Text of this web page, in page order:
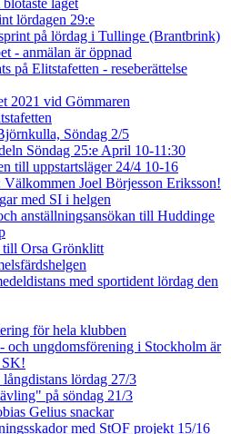
laget
lördagen 29:e
på lördag i Tullinge (Brantbrink)
- anmälan är öppnad
på Elitstafetten - reseberättelse
2021 vid Gömmaren
Söndag 2/5
Söndag 25:e April 10-11:30
till uppstartsläger 24/4 10-16
Joel Börjesson Eriksson!
med SI i helgen
anställningsansökan till Huddinge
till Orsa Grönklitt
med sportident lördag den
för hela klubben
och ungdomsförening i Stockholm är
SK!
lördag 27/3
på söndag 21/3
Gelius snackar
med StOF projekt 15/16